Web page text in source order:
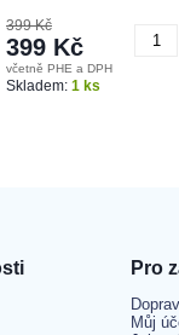
399 Kč
399 Kč
včetně PHE a DPH
Skladem: 1 ks
Pro
Můj